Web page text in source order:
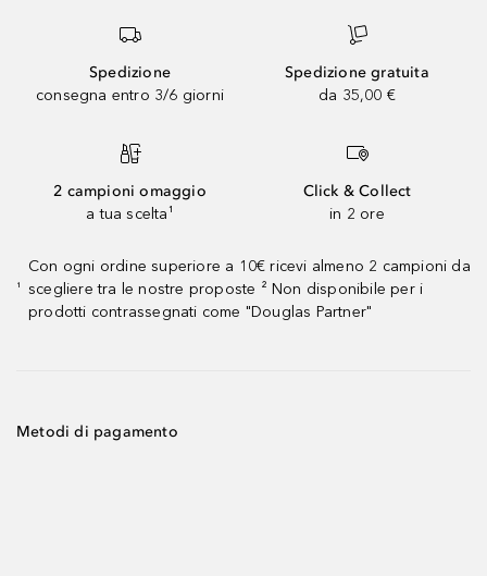
Spedizione
consegna entro 3/6 giorni
Spedizione gratuita
da 35,00 €
2 campioni omaggio
a tua scelta¹
Click & Collect
in 2 ore
¹
Con ogni ordine superiore a 10€ ricevi almeno 2 campioni da
scegliere tra le nostre proposte ² Non disponibile per i
prodotti contrassegnati come "Douglas Partner"
Metodi di pagamento